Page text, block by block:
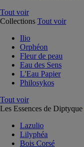
Tout voir
Collections Tout voir
Ilio
Orphéon
Fleur de peau
Eau des Sens
L'Eau Papier
Philosykos
Tout voir
Les Essences de Diptyque
Lazulio
Lilyphéa
Bois Corsé